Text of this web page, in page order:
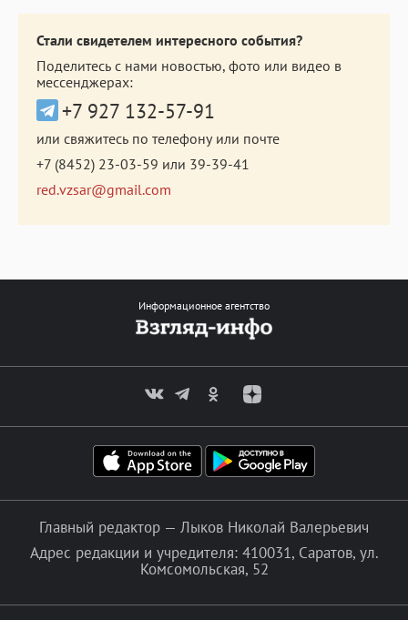
Стали свидетелем интересного события?
Поделитесь с нами новостью, фото или видео в
мессенджерах:
+7 927 132-57-91
или свяжитесь по телефону или почте
+7 (8452) 23-03-59 или 39-39-41
red.vzsar@gmail.com
Информационное агентство
Главный редактор — Лыков Николай Валерьевич
Адрес редакции и учредителя: 410031, Саратов, ул.
Комсомольская, 52